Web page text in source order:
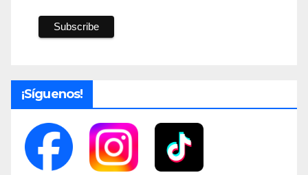
¡Síguenos!